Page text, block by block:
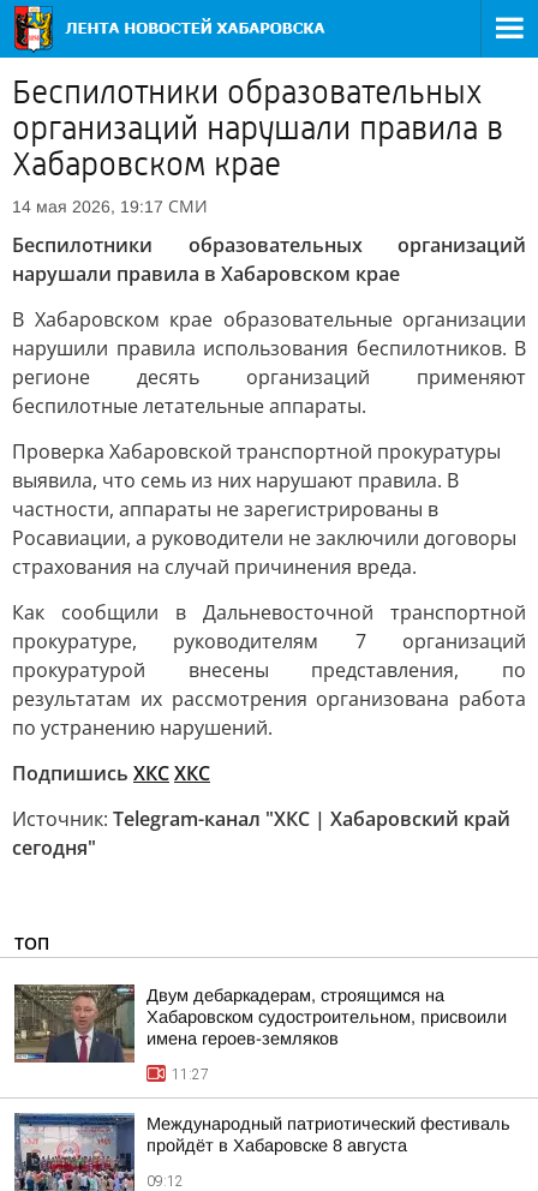
Беспилотники образовательных
организаций нарушали правила в
Хабаровском крае
14 мая 2026, 19:17 СМИ
Беспилотники образовательных организаций
нарушали правила в Хабаровском крае
В Хабаровском крае образовательные организации
нарушили правила использования беспилотников. В
регионе десять организаций применяют
беспилотные летательные аппараты.
Проверка Хабаровской транспортной прокуратуры
выявила, что семь из них нарушают правила. В
частности, аппараты не зарегистрированы в
Росавиации, а руководители не заключили договоры
страхования на случай причинения вреда.
Как сообщили в Дальневосточной транспортной
прокуратуре, руководителям 7 организаций
прокуратурой внесены представления, по
результатам их рассмотрения организована работа
по устранению нарушений.
Подпишись ХКСХКС
Источник: Telegram-канал "ХКС | Хабаровский край
сегодня"
ТОП
Двум дебаркадерам, строящимся на
Хабаровском судостроительном, присвоили
имена героев-земляков
11:27
Международный патриотический фестиваль
пройдёт в Хабаровске 8 августа
09:12